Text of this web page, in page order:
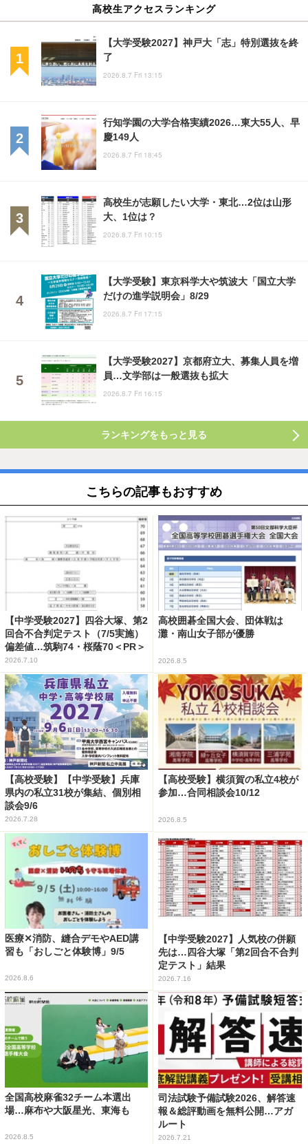
高校生アクセスランキング
【大学受験2027】神戸大「志」特別選抜を終
了
2026.8.7 Fri 13:15
行知学園の大学合格実績2026…東大55人、早
慶149人
2026.8.7 Fri 18:45
高校生が志願したい大学・東北…2位は山形
大、1位は？
2026.8.7 Fri 10:15
【大学受験】東京科学大や筑波大「国立大学
だけの進学説明会」8/29
2026.8.7 Fri 17:15
【大学受験2027】京都府立大、募集人員を増
員…文学部は一般選抜も拡大
2026.8.7 Fri 16:15
ランキングをもっと見る
こちらの記事もおすすめ
【中学受験2027】四谷大塚、第2
回合不合判定テスト（7/5実施）
偏差値…筑駒74・桜蔭70＜PR＞
2026.7.10
高校囲碁全国大会、団体戦は
灘・南山女子部が優勝
2026.8.5
【高校受験】【中学受験】兵庫
県内の私立31校が集結、個別相
談会9/6
2026.7.28
【高校受験】横須賀の私立4校が
参加…合同相談会10/12
2026.8.5
医療✕消防、縫合デモやAED講
習も「おしごと体験博」9/5
2026.8.6
【中学受験2027】人気校の併願
先は…四谷大塚「第2回合不合判
定テスト」結果
2026.7.16
全国高校麻雀32チーム本選出
場…麻布や大阪星光、東海も
2026.8.5
司法試験予備試験2026、解答速
報＆総評動画を無料公開…アガ
ルート
2026.7.21